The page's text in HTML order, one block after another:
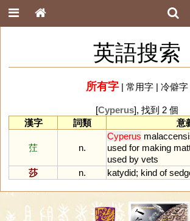
英語搜索
所有字| 常用字| 冷僻字
[Cyperus], 找到 2 個
漢字
詞類 意
茳 n.
Cyperus
used for making
used by vets
莎
n. katydid; kind of